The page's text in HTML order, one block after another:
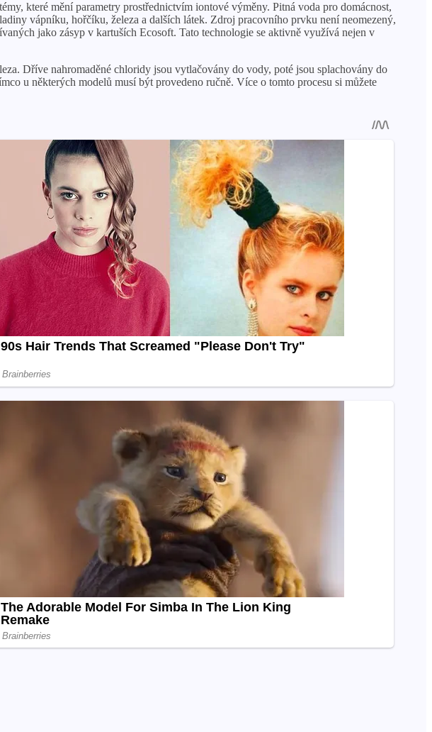
které mění parametry prostřednictvím iontové výměny. Pitná voda pro domácnost,
vápníku, hořčíku, železa a dalších látek. Zdroj pracovního prvku není neomezený,
jako zásyp v kartuších Ecosoft. Tato technologie se aktivně využívá nejen v
Dříve nahromaděné chloridy jsou vytlačovány do vody, poté jsou splachovány do
u některých modelů musí být provedeno ručně. Více o tomto procesu si můžete